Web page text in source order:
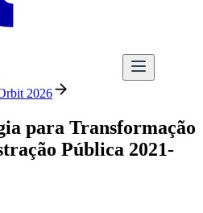
2026
para Transformação
Pública 2021-